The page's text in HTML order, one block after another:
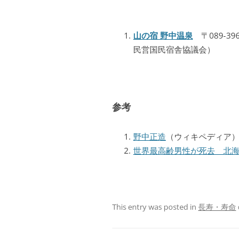
山の宿 野中温泉 〒089-
民営国民宿舎協議会）
参考
野中正造 （ウィキペディア）
世界最高齢男性が死去 北
This entry was posted in 長寿・寿命